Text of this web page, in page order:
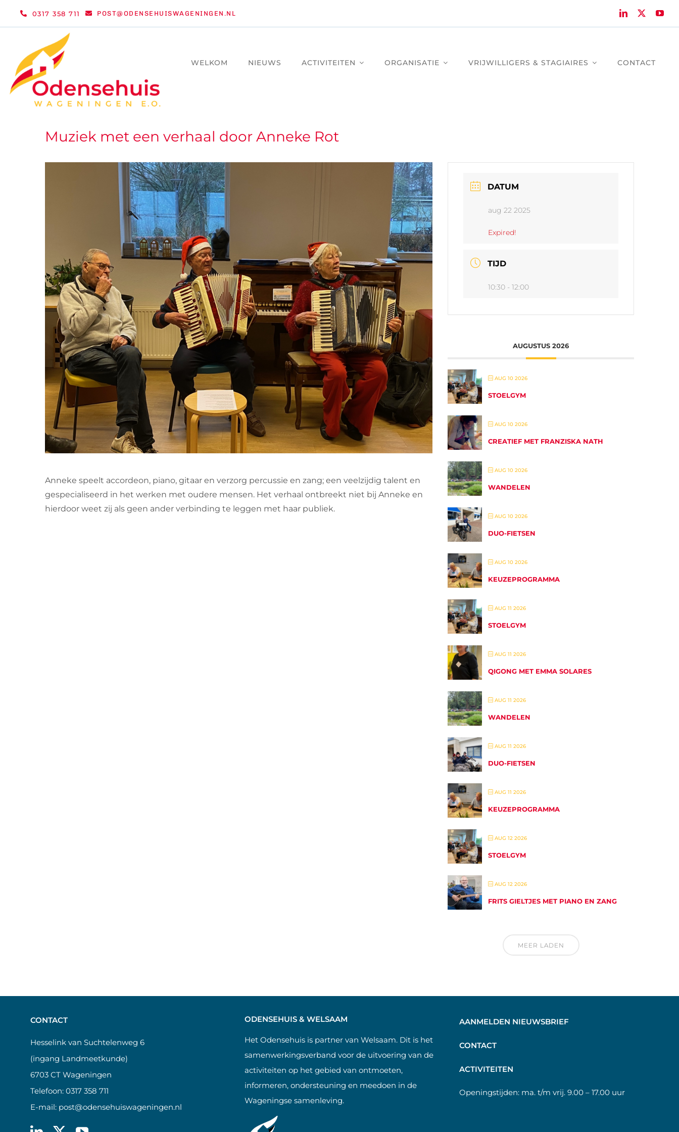
0317 358 711 POST@ODENSEHUISWAGENINGEN.NL
WELKOM NIEUWS ACTIVITEITEN ORGANISATIE VRIJWILLIGERS & STAGIAIRES CONTACT
Muziek met een verhaal door Anneke Rot
Anneke speelt accordeon, piano, gitaar en verzorg percussie en zang; een veelzijdig talent en
gespecialiseerd in het werken met oudere mensen. Het verhaal ontbreekt niet bij Anneke en
hierdoor weet zij als geen ander verbinding te leggen met haar publiek.
DATUM
aug 22 2025
Expired!
TIJD
10:30 - 12:00
AUGUSTUS 2026
AUG 10 2026
STOELGYM
AUG 10 2026
CREATIEF MET FRANZISKA NATH
AUG 10 2026
WANDELEN
AUG 10 2026
DUO-FIETSEN
AUG 10 2026
KEUZEPROGRAMMA
AUG 11 2026
STOELGYM
AUG 11 2026
QIGONG MET EMMA SOLARES
AUG 11 2026
WANDELEN
AUG 11 2026
DUO-FIETSEN
AUG 11 2026
KEUZEPROGRAMMA
AUG 12 2026
STOELGYM
AUG 12 2026
FRITS GIELTJES MET PIANO EN ZANG
MEER LADEN
CONTACT
Hesselink van Suchtelenweg 6
(ingang Landmeetkunde)
6703 CT Wageningen
Telefoon: 0317 358 711
E-mail: post@odensehuiswageningen.nl
ODENSEHUIS & WELSAAM
Het Odensehuis is partner van Welsaam. Dit is het
samenwerkingsverband voor de uitvoering van de
activiteiten op het gebied van ontmoeten,
informeren, ondersteuning en meedoen in de
Wageningse samenleving.
AANMELDEN NIEUWSBRIEF
CONTACT
ACTIVITEITEN
Openingstijden: ma. t/m vrij. 9.00 – 17.00 uur